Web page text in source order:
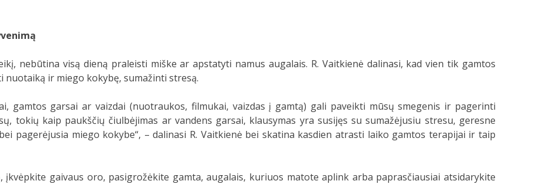
nebūtina visą dieną praleisti miške ar apstatyti namus augalais. R. Vaitkienė dalinasi, kad vien tik gamtos
ir miego kokybę, sumažinti stresą.
gamtos garsai ar vaizdai (nuotraukos, filmukai, vaizdas į gamtą) gali paveikti mūsų smegenis ir pagerinti
tokių kaip paukščių čiulbėjimas ar vandens garsai, klausymas yra susijęs su sumažėjusiu stresu, geresne
pagerėjusia miego kokybe“, – dalinasi R. Vaitkienė bei skatina kasdien atrasti laiko gamtos terapijai ir taip
gaivaus oro, pasigrožėkite gamta, augalais, kuriuos matote aplink arba paprasčiausiai atsidarykite